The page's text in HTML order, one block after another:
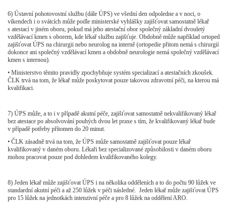
6) Ústavní pohotovostní službu (dále ÚPS) ve všední den odpoledne a v noci, o
víkendech i o svátcích může podle ministerské vyhlášky zajišťovat samostatně lékař
s atestací v jiném oboru, pokud má jeho atestační obor společný základní dvouletý
vzdělávací kmen s oborem, kde lékař službu zajišťuje. Obdobně může například ortoped
zajišťovat ÚPS na chirurgii nebo neurolog na interně (ortopedie přitom nemá s chirurgií
dokonce ani společný vzdělávací kmen a obdobně neurologie nemá společný vzdělávací
kmen s internou).
• Ministerstvo těmito pravidly zpochybňuje systém specializací a atestačních zkoušek.
ČLK trvá na tom, že lékař může poskytovat pouze takovou zdravotní péči, na kterou má
kvalifikaci.
7) ÚPS může, a to i v případě akutní péče, zajišťovat samostatně nekvalifikovaný lékař
bez atestace po absolvování pouhých dvou let praxe s tím, že kvalifikovaný lékař bude
v případě potřeby přítomen do 20 minut.
• ČLK zásadně trvá na tom, že ÚPS může samostatně zajišťovat pouze lékař
kvalifikovaný v daném oboru. Lékaři bez specializované způsobilosti v daném oboru
mohou pracovat pouze pod dohledem kvalifikovaného kolegy.
8) Jeden lékař může zajišťovat ÚPS i na několika odděleních a to do počtu 90 lůžek ve
standardní akutní péči a až 250 lůžek v péči následné. Jeden lékař může zajišťovat ÚPS
pro 15 lůžek na jednotkách intenzivní péče a pro 8 lůžek na oddělení ARO.